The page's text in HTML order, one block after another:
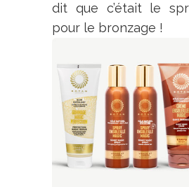
dit que c’était le
pour le bronzage !